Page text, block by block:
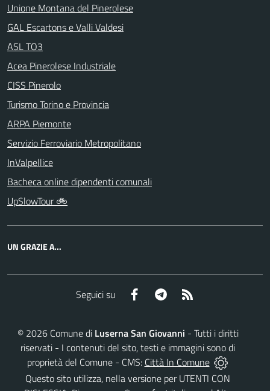
Unione Montana del Pinerolese
GAL Escartons e Valli Valdesi
ASL TO3
Acea Pinerolese Industriale
CISS Pinerolo
Turismo Torino e Provincia
ARPA Piemonte
Servizio Ferroviario Metropolitano
InValpellice
Bacheca online dipendenti comunali
UpSlowTour 🚲
UN GRAZIE A...
Seguici su Facebook Telegram
© 2026Comune di Luserna San Giovanni - Tutti i diritti
riservati - I contenuti del sito, testi e immagini sono di
proprietà del Comune - CMS: Città In Comune
Questo sito utilizza, nella versione per UTENTI CON